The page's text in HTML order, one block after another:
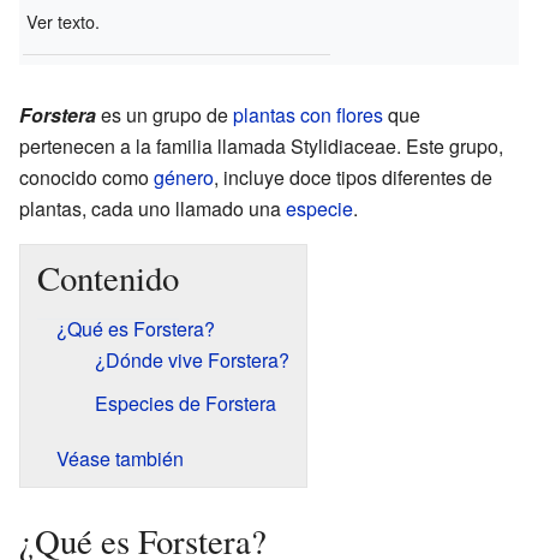
Ver texto.
Forsteraes un grupo deplantas con floresque
pertenecen a la familia llamada Stylidiaceae. Este grupo,
conocido comogénero, incluye doce tipos diferentes de
plantas, cada uno llamado unaespecie.
Contenido
¿Qué es Forstera?
¿Dónde vive Forstera?
Especies de Forstera
Véase también
¿Qué es Forstera?